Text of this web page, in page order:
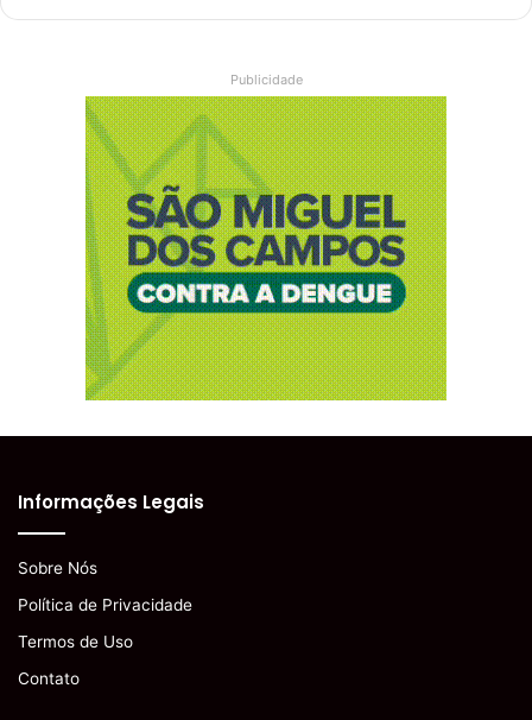
Publicidade
Informações Legais
Sobre Nós
Política de Privacidade
Termos de Uso
Contato